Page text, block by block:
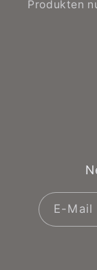
Produkten
E-Mail